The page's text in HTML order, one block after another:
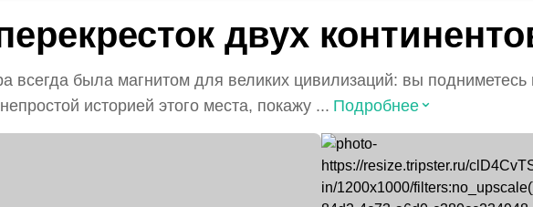
двух
всегда была магнитом для великих цивилизаций: вы
историей этого места, покажу ... Подробнее⌃